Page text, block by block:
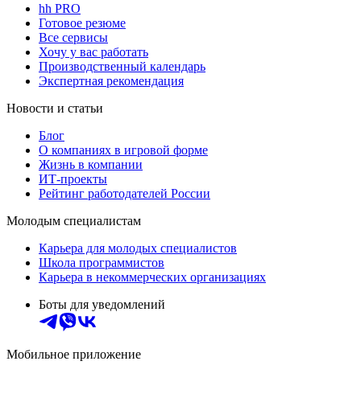
hh PRO
Готовое резюме
Все сервисы
Хочу у вас работать
Производственный календарь
Экспертная рекомендация
Новости и статьи
Блог
О компаниях в игровой форме
Жизнь в компании
ИТ-проекты
Рейтинг работодателей России
Молодым специалистам
Карьера для молодых специалистов
Школа программистов
Карьера в некоммерческих организациях
Боты для уведомлений
Мобильное приложение